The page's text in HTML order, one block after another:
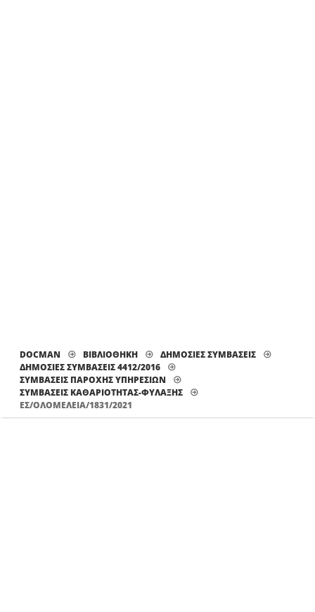
DOCMAN ΒΙΒΛΙΟΘΗΚΗ
ΔΗΜΟΣΙΕΣ ΣΥΜΒΑΣΕΙΣ
ΔΗΜΟΣΙΕΣ ΣΥΜΒΑΣΕΙΣ 4412/2016
ΣΥΜΒΑΣΕΙΣ ΠΑΡΟΧΗΣ ΥΠΗΡΕΣΙΩΝ
ΣΥΜΒΆΣΕΙΣ ΚΑΘΑΡΙΌΤΗΤΑΣ-ΦΎΛΑΞΗΣ
ΕΣ/ΟΛΟΜΕΛΕΙΑ/1831/2021